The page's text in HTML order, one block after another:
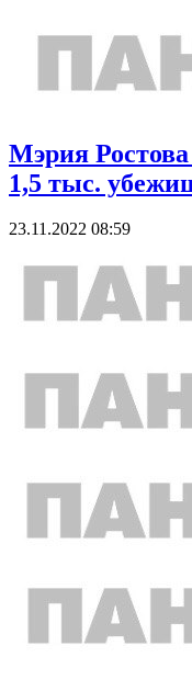
Мэрия Ростова
1,5 тыс.
23.11.2022 08:59